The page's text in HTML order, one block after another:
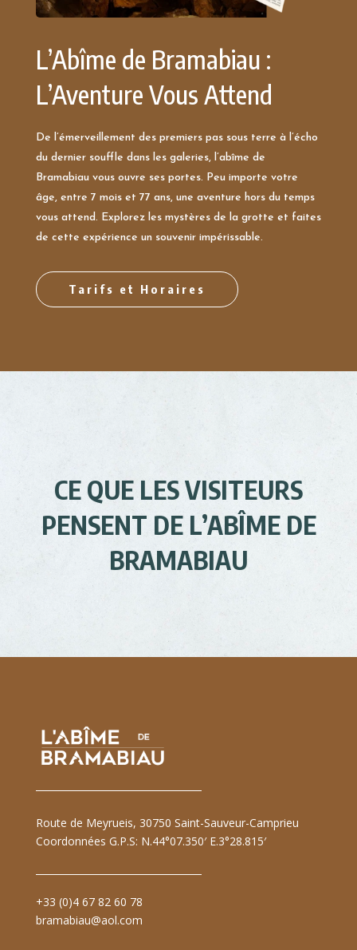
L’Abîme de Bramabiau :
L’Aventure Vous Attend
De l’émerveillement des premiers pas sous terre à l’écho
du dernier souffle dans les galeries, l’abîme de
Bramabiau vous ouvre ses portes. Peu importe votre
âge, entre 7 mois et 77 ans, une aventure hors du temps
vous attend. Explorez les mystères de la grotte et faites
de cette expérience un souvenir impérissable.
Tarifs et Horaires
CE QUE LES VISITEURS
PENSENT DE L’ABÎME DE
BRAMABIAU
Route de Meyrueis, 30750 Saint-Sauveur-Camprieu
Coordonnées G.P.S: N.44°07.350′ E.3°28.815′
+33 (0)4 67 82 60 78
bramabiau@aol.com